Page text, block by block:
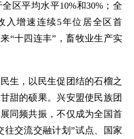
区平均水平10%和30%；全
入增速连续5年位居全区首
“十四连丰”，畜牧业生产实
，以民生促团结的石榴之
甜的硕果。兴安盟使民族团
同频共振，不仅成为全国首
往交流交融计划”试点、国家